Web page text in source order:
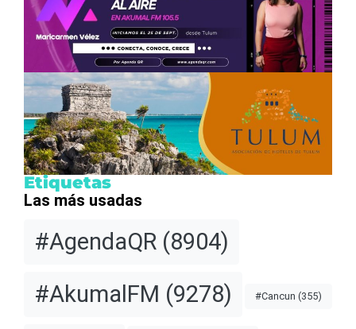
Etiquetas
Las más usadas
#AgendaQR (8904)
#AkumalFM (9278) #Cancun (355)